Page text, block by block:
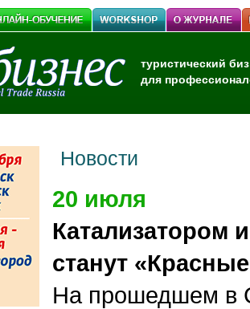
туристический
для
Новости
20 июля
Катализатором
станут
На прошедшем в